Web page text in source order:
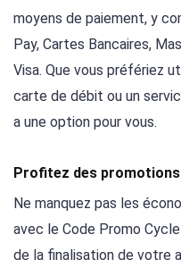
moyens de paiement, y
Pay, Cartes Bancaires,
Visa. Que vous préfériez
carte de débit ou un
a une option pour vous.
Profitez des promotions
Ne manquez pas les
avec le Code Promo
de la finalisation de votre